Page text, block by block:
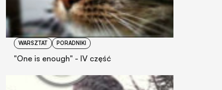
WARSZTAT PORADNIKI
"One is enough" - IV część